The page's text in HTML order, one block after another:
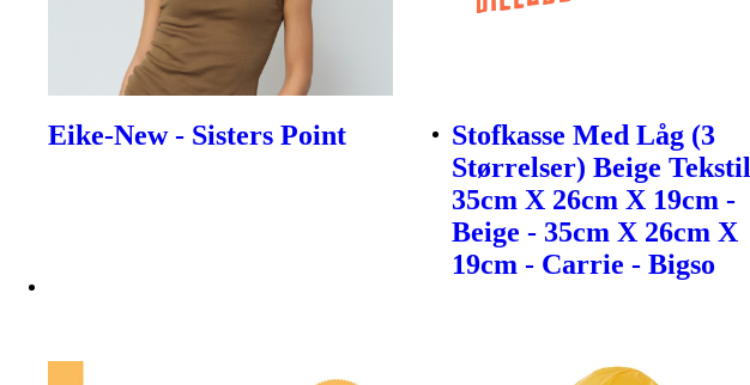
Eike-New - Sisters Point
Stofkasse Med Låg (3
Størrelser) Beige Tekstil
35cm X 26cm X 19cm -
Beige - 35cm X 26cm X
19cm - Carrie - Bigso